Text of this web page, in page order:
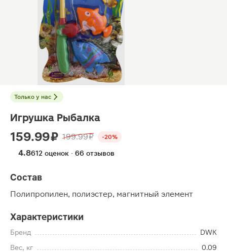
Только у нас
Игрушка Рыбалка
159.99 ₽ 199.99 ₽ -20%
4.8612 оценок · 66 отзывов
Состав
Полипропилен, полиэстер, магнитный элемент
Характеристики
Бренд
DWK
Вес, кг
0.09